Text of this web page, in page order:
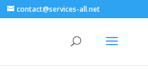
contact@services-all.net